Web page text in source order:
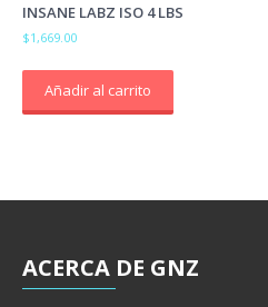
INSANE LABZ ISO 4 LBS
$1,669.00
Añadir al carrito
ACERCA DE GNZ